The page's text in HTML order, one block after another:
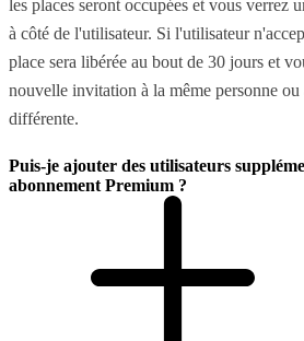
les places seront occupées et vous verrez
à côté de l'utilisateur. Si l'utilisateur
place sera libérée au bout de 30 jours et
nouvelle invitation à la même personne ou
différente.
Puis-je ajouter des utilisateurs
abonnement Premium ?